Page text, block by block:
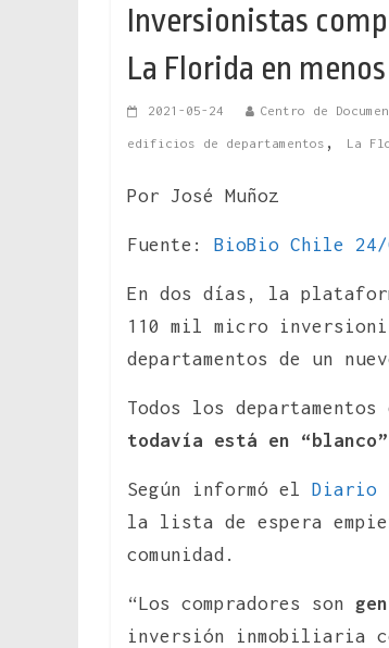
Inversionistas
La Florida en
2021-05-24 Centro de
edificios de departamentos , La
Por José Muñoz
Fuente: BioBio Chile 24/
En dos días, la
110 mil micro
departamentos de un
Todos los departamentos
todavía está en
Según informó el Diario
la lista de espera
comunidad.
“Los compradores son
inversión inmobiliaria